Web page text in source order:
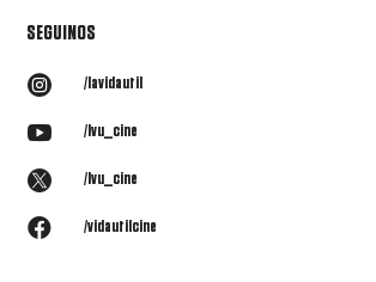
SEGUINOS
 /lavidautil
 /lvu_cine
 /lvu_cine
 /vidautilcine